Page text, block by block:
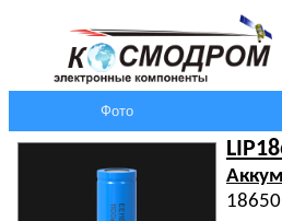
Фото